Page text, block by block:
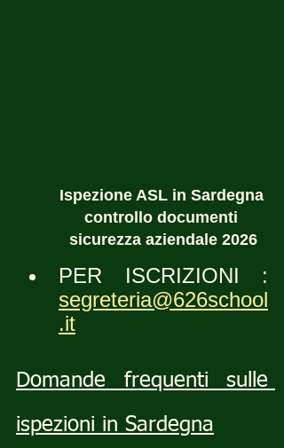
Ispezione ASL in Sardegna
controllo documenti
sicurezza aziendale 2026
segreteria@626school
.it
Domande frequenti sulle
ispezioni in Sardegna